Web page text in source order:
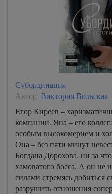
Субординация
Автор: Виктория Вольская
Егор Киреев –
компании. Яна – его
особым высокомерием и
Она – без пяти минут
Богдана Дорохова, ни за
хамоватого босса. А он не
силами стремясь добиться
разрушить отношения